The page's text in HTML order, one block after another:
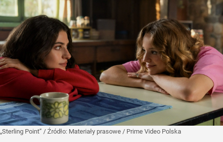
„Sterling Point” / Źródło: Materiały prasowe / Prime Video Polska